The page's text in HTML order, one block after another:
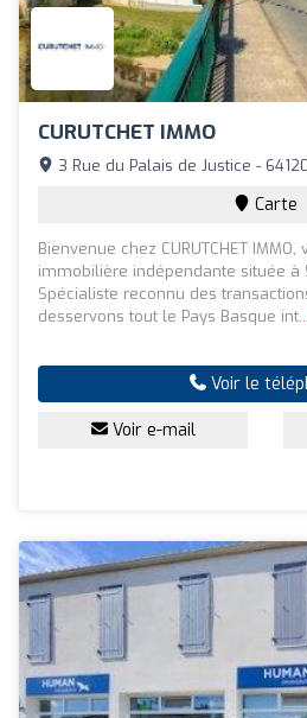
CURUTCHET IMMO
3 Rue du Palais de Justice -
Carte
Bienvenue chez CURUTCHET
immobilière indépendante située à
Spécialiste reconnu des
desservons tout le Pays Basque int...
Voir le
Voir e-mail